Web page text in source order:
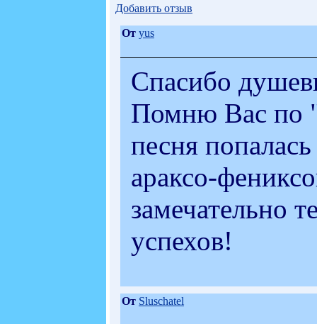
Добавить отзыв
От yus
Спасибо
Помню Вас по
песня
араксо-
замечательно
успехов!
От Sluschatel